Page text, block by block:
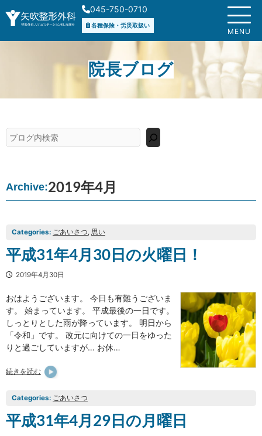
容
ス
045-750-0710
各種保険・労災取扱い
MENU
院長ブログ
検
索
Archive:2019年4月
Categories: ごあいさつ, 思い
平成31年4月30日の火曜日！
2019年4月30日
おはようございます。 今日も有難うございま
す。 始まっています。 平成最後の一日です。
しっとりとした雨が降っています。 明日から
「令和」です。 改元に向けての一日をゆった
りと過ごしていますが… お休…
続きを読む
Categories: ごあいさつ
平成31年4月29日の月曜日